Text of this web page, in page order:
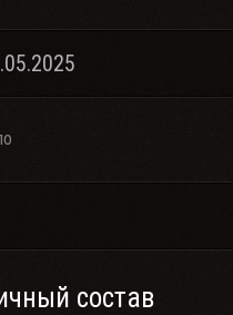
состав